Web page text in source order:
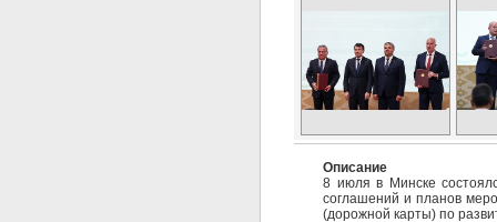
Описание
8 июля в Минске
соглашений и планов
(дорожной карты) по